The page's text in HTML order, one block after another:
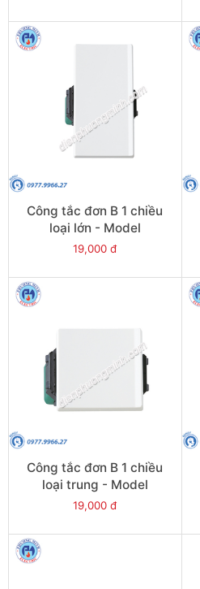
Công tắc đơn B 1 chiều
loại lớn - Model
WEVH5511
19,000 đ
Công tắc đơn B 1 chiều
loại trung - Model
WEVH5521
19,000 đ